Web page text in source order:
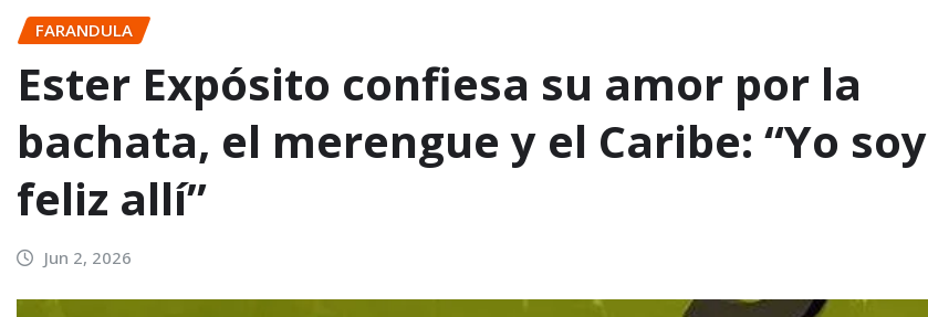
FARANDULA
Ester Expósito confiesa su amor por la
bachata, el merengue y el Caribe: “Yo soy
feliz allí”
Jun 2, 2026